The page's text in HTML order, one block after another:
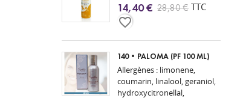
14,40 € 28,80 € TTC
favorite_border
140•PALOMA (PF 100 ML)
Allergènes : limonene,
coumarin, linalool, geraniol,
hydroxycitronellal,